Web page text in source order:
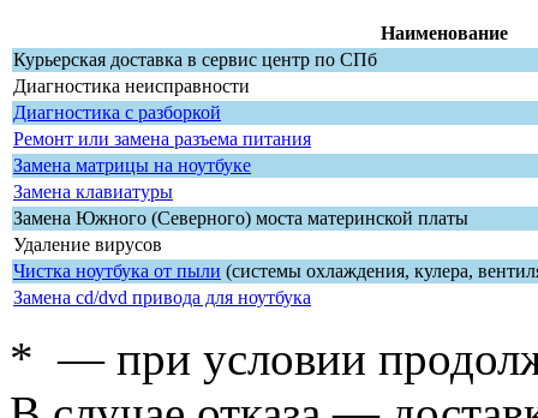
Наименование
Курьерская доставка в сервис центр по СПб
Диагностика неисправности
Диагностика с разборкой
Ремонт или замена разъема питания
Замена матрицы на ноутбуке
Замена клавиатуры
Замена Южного (Северного) моста материнской платы
Удаление вирусов
Чистка ноутбука от пыли (системы охлаждения, кулера,
Замена cd/dvd привода для ноутбука
* — при условии